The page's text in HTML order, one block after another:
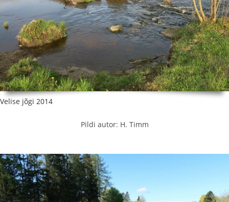
Velise jõgi 2014
Pildi autor: H. Timm